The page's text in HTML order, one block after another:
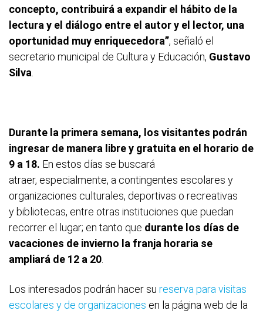
concepto, contribuirá a expandir el hábito de la
lectura y el diálogo entre el autor y el lector, una
oportunidad muy enriquecedora”, señaló el
secretario municipal de Cultura y Educación, Gustavo
Silva
Durante la primera semana, los visitantes podrán
ingresar de manera libre y gratuita en el horario de
9 a 18. En estos días se buscará
atraer, especialmente, a contingentes escolares y
organizaciones culturales, deportivas o recreativas
y bibliotecas, entre otras instituciones que puedan
recorrer el lugar; en tanto que durante los días de
vacaciones de invierno la franja horaria se
ampliará de 12 a 20
Los interesados podrán hacer su reserva para visitas
escolares y de organizaciones en la página web de la